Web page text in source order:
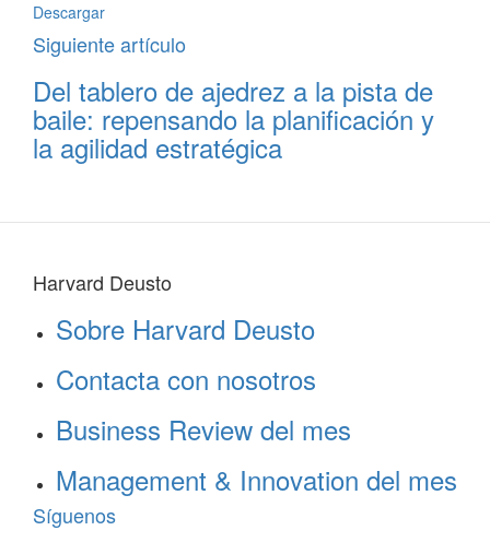
Descargar
Siguiente artículo
Del tablero de ajedrez a la pista de
baile: repensando la planificación y
la agilidad estratégica
Harvard Deusto
Sobre Harvard Deusto
Contacta con nosotros
Business Review del mes
Management & Innovation del mes
Síguenos